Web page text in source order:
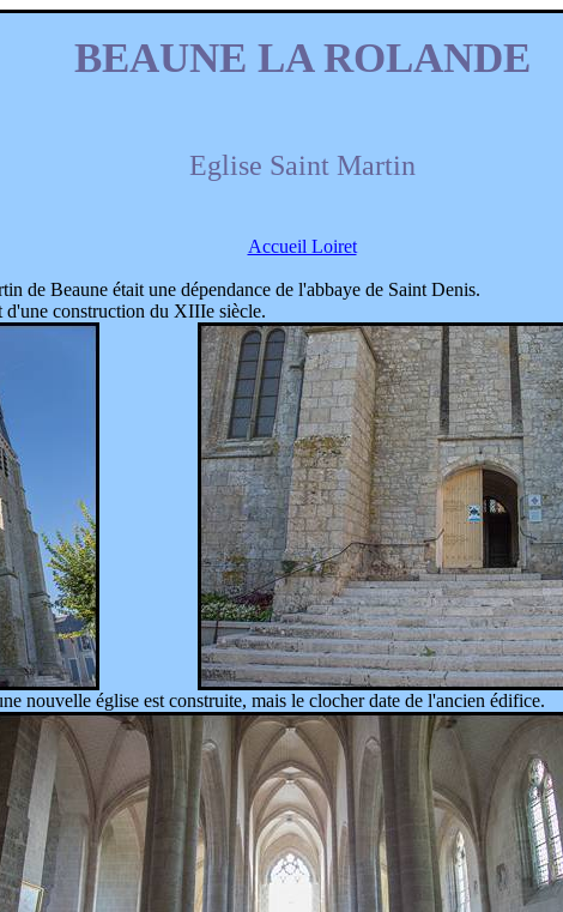
BEAUNE LA ROLANDE
Eglise Saint Martin
Accueil Loiret
de Beaune était une dépendance de l'abbaye de Saint Denis.
construction du XIIIe siècle.
nouvelle église est construite, mais le clocher date de l'ancien édifice.